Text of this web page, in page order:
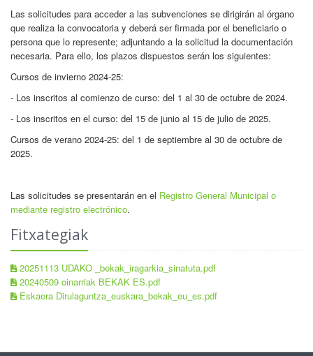
Las solicitudes para acceder a las subvenciones se dirigirán al órgano
que realiza la convocatoria y deberá ser firmada por el beneficiario o
persona que lo represente; adjuntando a la solicitud la documentación
necesaria. Para ello, los plazos dispuestos serán los siguientes:
Cursos de invierno 2024-25:
- Los inscritos al comienzo de curso: del 1 al 30 de octubre de 2024.
- Los inscritos en el curso: del 15 de junio al 15 de julio de 2025.
Cursos de verano 2024-25: del 1 de septiembre al 30 de octubre de
2025.
Las solicitudes se presentarán en el Registro General Municipal o
mediante registro electrónico.
Fitxategiak
20251113 UDAKO _bekak_iragarkia_sinatuta.pdf
20240509 oinarriak BEKAK ES.pdf
Eskaera Dirulaguntza_euskara_bekak_eu_es.pdf